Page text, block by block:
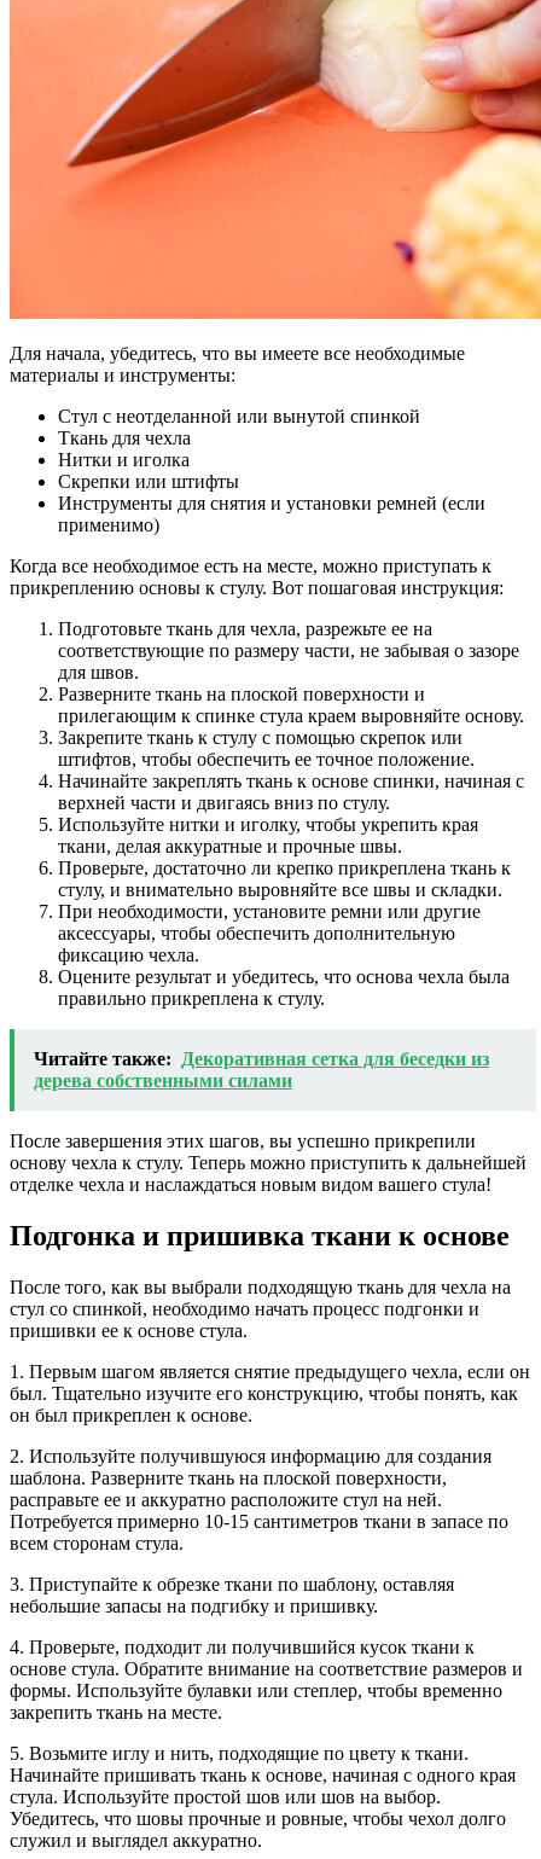
Для начала, убедитесь, что вы имеете все необходимые
материалы и инструменты:
Стул с неотделанной или вынутой спинкой
Ткань для чехла
Нитки и иголка
Скрепки или штифты
Инструменты для снятия и установки ремней (если
применимо)
Когда все необходимое есть на месте, можно приступать к
прикреплению основы к стулу. Вот пошаговая инструкция:
Подготовьте ткань для чехла, разрежьте ее на
соответствующие по размеру части, не забывая о зазоре
для швов.
Разверните ткань на плоской поверхности и
прилегающим к спинке стула краем выровняйте основу.
Закрепите ткань к стулу с помощью скрепок или
штифтов, чтобы обеспечить ее точное положение.
Начинайте закреплять ткань к основе спинки, начиная с
верхней части и двигаясь вниз по стулу.
Используйте нитки и иголку, чтобы укрепить края
ткани, делая аккуратные и прочные швы.
Проверьте, достаточно ли крепко прикреплена ткань к
стулу, и внимательно выровняйте все швы и складки.
При необходимости, установите ремни или другие
аксессуары, чтобы обеспечить дополнительную
фиксацию чехла.
Оцените результат и убедитесь, что основа чехла была
правильно прикреплена к стулу.
Читайте также:
Декоративная сетка для беседки из
дерева собственными силами
После завершения этих шагов, вы успешно прикрепили
основу чехла к стулу. Теперь можно приступить к дальнейшей
отделке чехла и наслаждаться новым видом вашего стула!
Подгонка и пришивка ткани к основе
После того, как вы выбрали подходящую ткань для чехла на
стул со спинкой, необходимо начать процесс подгонки и
пришивки ее к основе стула.
1. Первым шагом является снятие предыдущего чехла, если он
был. Тщательно изучите его конструкцию, чтобы понять, как
он был прикреплен к основе.
2. Используйте получившуюся информацию для создания
шаблона. Разверните ткань на плоской поверхности,
расправьте ее и аккуратно расположите стул на ней.
Потребуется примерно 10-15 сантиметров ткани в запасе по
всем сторонам стула.
3. Приступайте к обрезке ткани по шаблону, оставляя
небольшие запасы на подгибку и пришивку.
4. Проверьте, подходит ли получившийся кусок ткани к
основе стула. Обратите внимание на соответствие размеров и
формы. Используйте булавки или степлер, чтобы временно
закрепить ткань на месте.
5. Возьмите иглу и нить, подходящие по цвету к ткани.
Начинайте пришивать ткань к основе, начиная с одного края
стула. Используйте простой шов или шов на выбор.
Убедитесь, что шовы прочные и ровные, чтобы чехол долго
служил и выглядел аккуратно.